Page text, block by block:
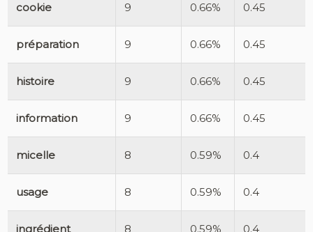
cookie 9 0.66% 0.45
préparation 9 0.66% 0.45
histoire 9 0.66% 0.45
information 9 0.66% 0.45
micelle 8 0.59% 0.4
usage 8 0.59% 0.4
ingrédient 8 0.59% 0.4